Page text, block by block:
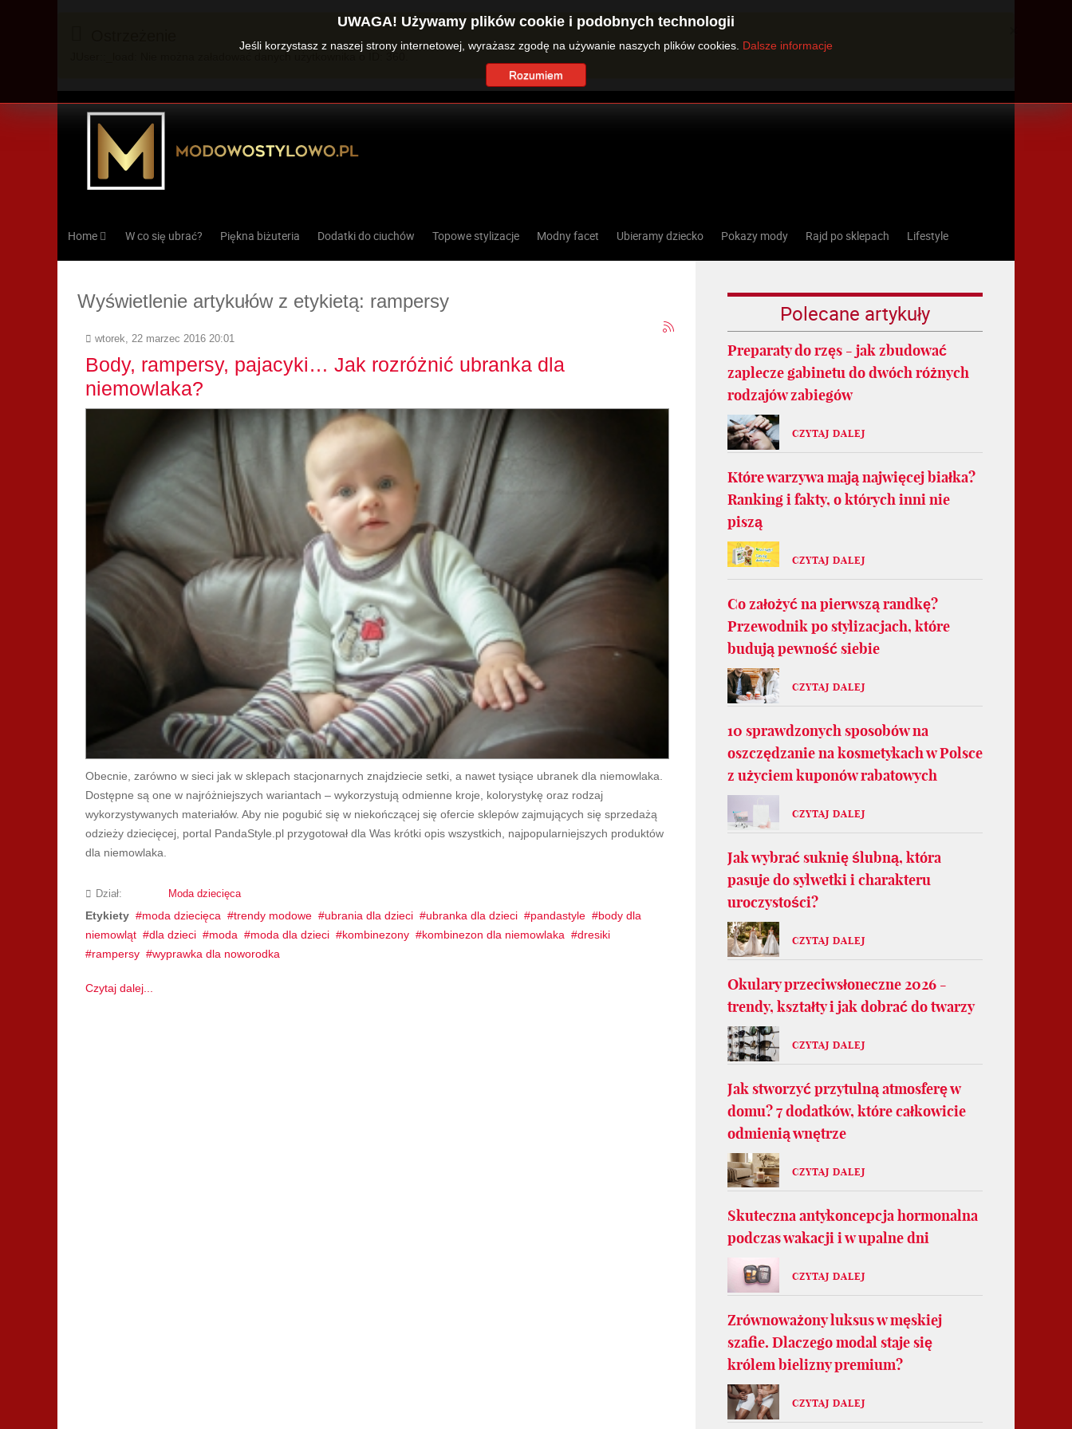
Home W co się ubrać? Piękna biżuteria Dodatki do ciuchów Topowe stylizacje Modny facet Ubieramy dziecko Pokazy mody Rajd po sklepach Lifestyle
Wyświetlenie artykułów z etykietą: rampersy
wtorek, 22 marzec 2016 20:01
Body, rampersy, pajacyki… Jak rozróżnić ubranka dla
niemowlaka?
Obecnie, zarówno w sieci jak w sklepach stacjonarnych znajdziecie setki, a nawet tysiące ubranek dla niemowlaka.
Dostępne są one w najróżniejszych wariantach – wykorzystują odmienne kroje, kolorystykę oraz rodzaj
wykorzystywanych materiałów. Aby nie pogubić się w niekończącej się ofercie sklepów zajmujących się sprzedażą
odzieży dziecięcej, portal PandaStyle.pl przygotował dla Was krótki opis wszystkich, najpopularniejszych produktów
dla niemowlaka.
Dział: Moda dziecięca
Etykiety moda dziecięca trendy modowe ubrania dla dzieci ubranka dla dzieci pandastyle
body dla
niemowląt
dla dzieci moda moda dla dzieci kombinezony kombinezon dla niemowlaka
dresiki
rampersy
wyprawka dla noworodka
Czytaj dalej...
Polecane artykuły
Preparaty do rzęs - jak zbudować
zaplecze gabinetu do dwóch różnych
rodzajów zabiegów
CZYTAJ DALEJ
Które warzywa mają najwięcej białka?
Ranking i fakty, o których inni nie
piszą
CZYTAJ DALEJ
Co założyć na pierwszą randkę?
Przewodnik po stylizacjach, które
budują pewność siebie
CZYTAJ DALEJ
10 sprawdzonych sposobów na
oszczędzanie na kosmetykach w Polsce
z użyciem kuponów rabatowych
CZYTAJ DALEJ
Jak wybrać suknię ślubną, która
pasuje do sylwetki i charakteru
uroczystości?
CZYTAJ DALEJ
Okulary przeciwsłoneczne 2026 -
trendy, kształty i jak dobrać do twarzy
CZYTAJ DALEJ
Jak stworzyć przytulną atmosferę w
domu? 7 dodatków, które całkowicie
odmienią wnętrze
CZYTAJ DALEJ
Skuteczna antykoncepcja hormonalna
podczas wakacji i w upalne dni
CZYTAJ DALEJ
Zrównoważony luksus w męskiej
szafie. Dlaczego modal staje się
królem bielizny premium?
CZYTAJ DALEJ
UWAGA! Używamy plików cookie i podobnych technologii
Jeśli korzystasz z naszej strony internetowej, wyrażasz zgodę na używanie naszych plików cookies. Dalsze informacje
Rozumiem